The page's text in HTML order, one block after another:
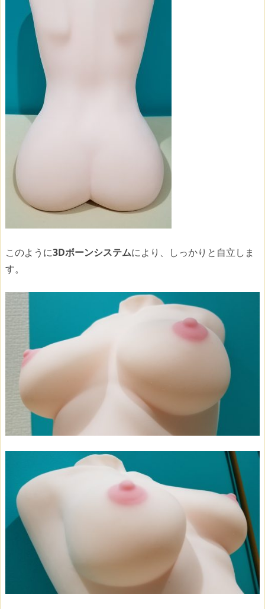
このように3Dボーンシステムにより、しっかりと自立しま
す。